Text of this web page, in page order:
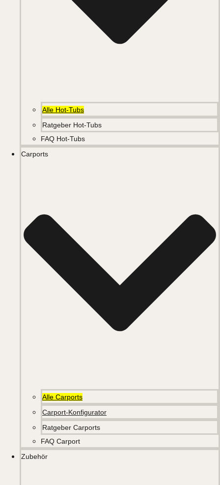
Alle Hot-Tubs
Ratgeber Hot-Tubs
FAQ Hot-Tubs
Carports
Alle Carports
Carport-Konfigurator
Ratgeber Carports
FAQ Carport
Zubehör